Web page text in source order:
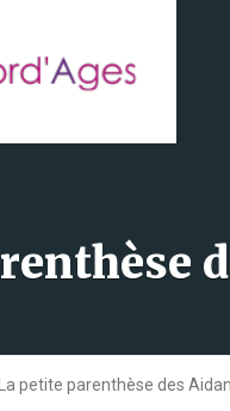
La petite parenthèse des